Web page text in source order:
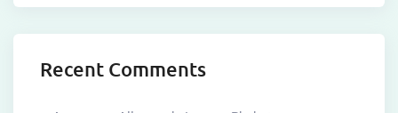
Recent Comments